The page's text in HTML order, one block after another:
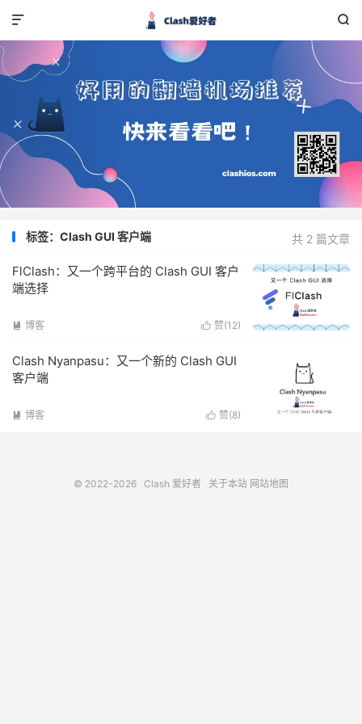


共 2 篇文章
标签：Clash GUI 客户端
FlClash：又一个跨平台的 Clash GUI 客户
端选择
 赞(12)
 博客
Clash Nyanpasu：又一个新的 Clash GUI
客户端
 赞(8)
 博客
© 2022-2026 Clash 爱好者 关于本站 网站地图